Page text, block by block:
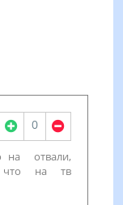
0
на отвали,
что на тв